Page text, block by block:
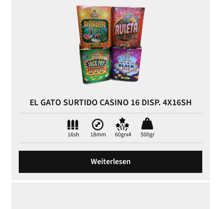
EL GATO SURTIDO CASINO 16 DISP. 4X16SH
16sh 18mm 60grx4 500gr
Weiterlesen